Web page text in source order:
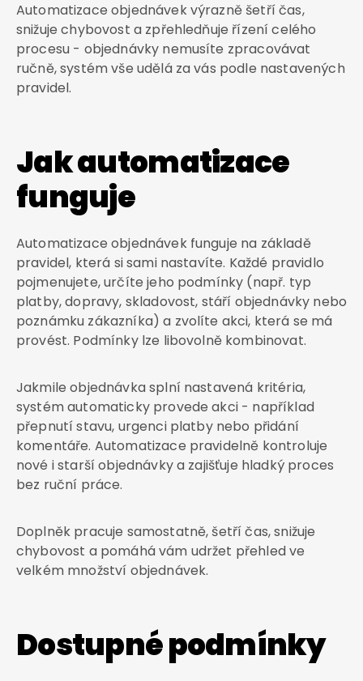
Automatizace objednávek výrazně šetří čas,
snižuje chybovost a zpřehledňuje řízení celého
procesu - objednávky nemusíte zpracovávat
ručně, systém vše udělá za vás podle nastavených
pravidel.
Jak automatizace
funguje
Automatizace objednávek funguje na základě
pravidel, která si sami nastavíte. Každé pravidlo
pojmenujete, určíte jeho podmínky (např. typ
platby, dopravy, skladovost, stáří objednávky nebo
poznámku zákazníka) a zvolíte akci, která se má
provést. Podmínky lze libovolně kombinovat.
Jakmile objednávka splní nastavená kritéria,
systém automaticky provede akci - například
přepnutí stavu, urgenci platby nebo přidání
komentáře. Automatizace pravidelně kontroluje
nové i starší objednávky a zajišťuje hladký proces
bez ruční práce.
Doplněk pracuje samostatně, šetří čas, snižuje
chybovost a pomáhá vám udržet přehled ve
velkém množství objednávek.
Dostupné podmínky